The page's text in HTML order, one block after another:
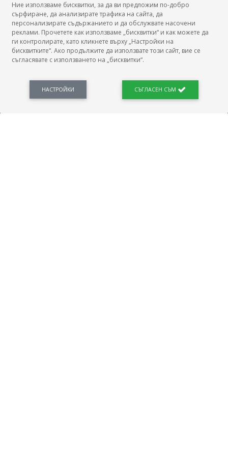
БГ Заплати
Новини, законови нормативи, кариерно ориентиране. Списък на всички
професии и трудови характеристики. Минимален облагаем доход. Калкулатор
Ние използваме бисквитки, за да ви предложим по-добро
сърфиране, да анализирате трафика на сайта, да
персонализирате съдържанието и да обслужвате насочени
реклами. Прочетете как използваме „бисквитки“ и как можете да
ги контролирате, като кликнете върху „Настройки на
бисквитките“. Ако продължите да използвате този сайт, вие се
съгласявате с използването на „бисквитки“.
НАСТРОЙКИ СЪГЛАСЕН СЪМ